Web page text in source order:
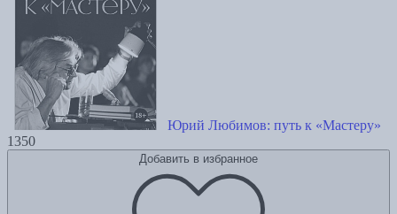
Юрий Любимов: путь к «Мастеру»
1350
Добавить в избранное